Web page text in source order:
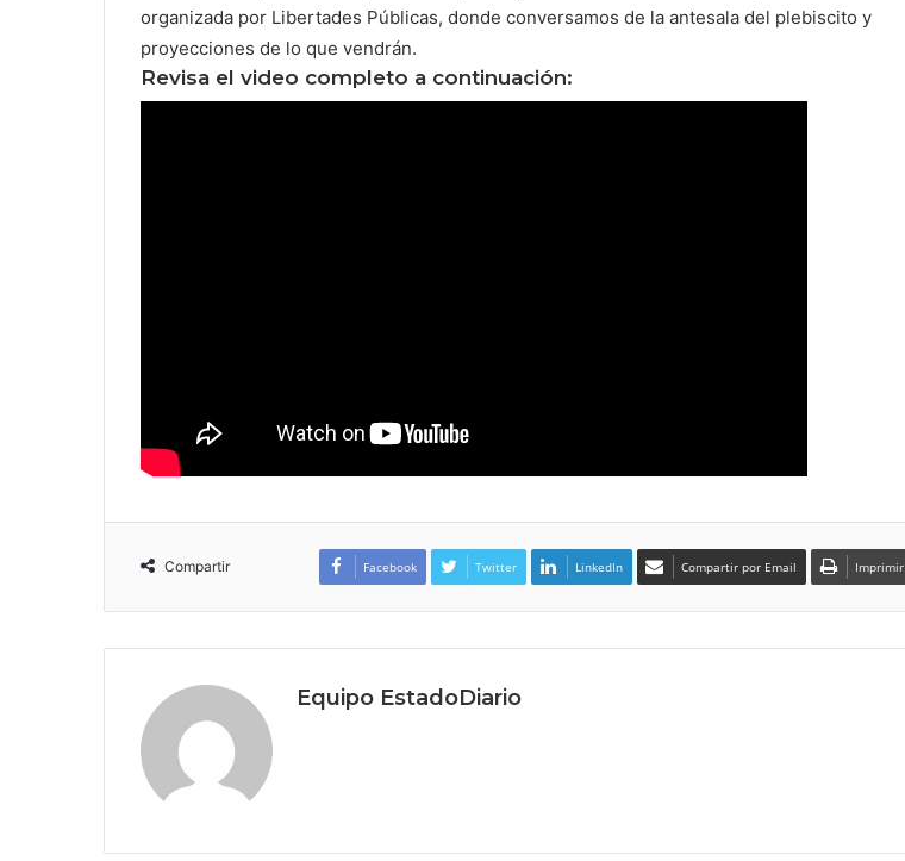
organizada por Libertades Públicas, donde conversamos de la antesala del plebiscito y
proyecciones de lo que vendrán.
Revisa el video completo a continuación:
Compartir Facebook Twitter LinkedIn Compartir por Email Imprimir
Equipo EstadoDiario